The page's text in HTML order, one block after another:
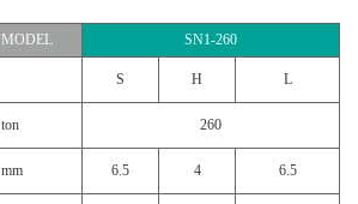
MODEL SN1-260
S H L
ton 260
mm 6.5 4 6.5